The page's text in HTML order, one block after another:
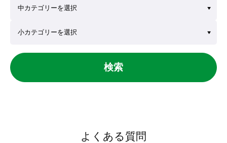
検索
よくある質問